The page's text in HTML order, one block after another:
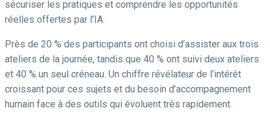
sécuriser les pratiques et comprendre les opportunités
réelles offertes par l’IA.
Près de 20 % des participants ont choisi d’assister aux trois
ateliers de la journée, tandis que 40 % ont suivi deux ateliers
et 40 % un seul créneau. Un chiffre révélateur de l’intérêt
croissant pour ces sujets et du besoin d’accompagnement
humain face à des outils qui évoluent très rapidement.